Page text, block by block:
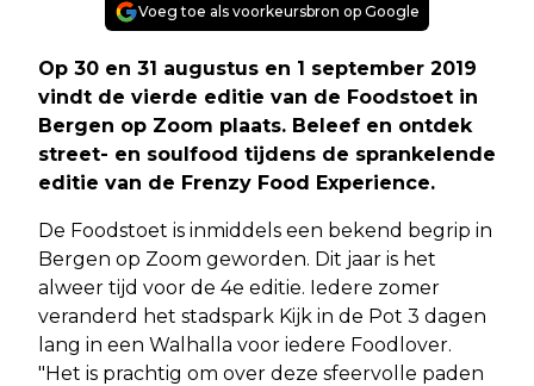
Voeg toe als voorkeursbron op Google
Op 30 en 31 augustus en 1 september 2019
vindt de vierde editie van de Foodstoet in
Bergen op Zoom plaats. Beleef en ontdek
street- en soulfood tijdens de sprankelende
editie van de Frenzy Food Experience.
De Foodstoet is inmiddels een bekend begrip in
Bergen op Zoom geworden. Dit jaar is het
alweer tijd voor de 4e editie. Iedere zomer
veranderd het stadspark Kijk in de Pot 3 dagen
lang in een Walhalla voor iedere Foodlover.
"Het is prachtig om over deze sfeervolle paden